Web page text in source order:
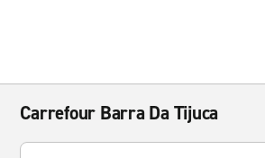
Carrefour Barra Da Tijuca